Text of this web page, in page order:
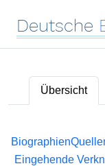
Deutsche
Übersicht
Biographien
Eingehende